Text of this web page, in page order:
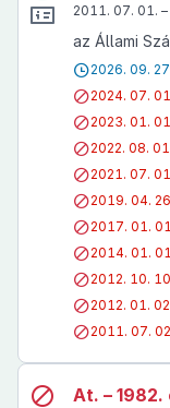
2011. 07. 01. –
az Állami
2026. 09.
2024. 07.
2023. 01.
2022. 08.
2021. 07.
2019. 04.
2017. 01.
2014. 01.
2012. 10.
2012. 01.
2011. 07.
At. –